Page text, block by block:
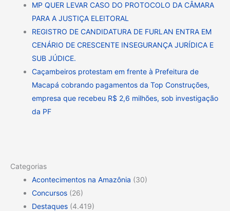
MP QUER LEVAR CASO DO PROTOCOLO DA CÂMARA
PARA A JUSTIÇA ELEITORAL
REGISTRO DE CANDIDATURA DE FURLAN ENTRA EM
CENÁRIO DE CRESCENTE INSEGURANÇA JURÍDICA E
SUB JÚDICE.
Caçambeiros protestam em frente à Prefeitura de
Macapá cobrando pagamentos da Top Construções,
empresa que recebeu R$ 2,6 milhões, sob investigação
da PF
Categorias
Acontecimentos na Amazônia (30)
Concursos (26)
Destaques (4.419)